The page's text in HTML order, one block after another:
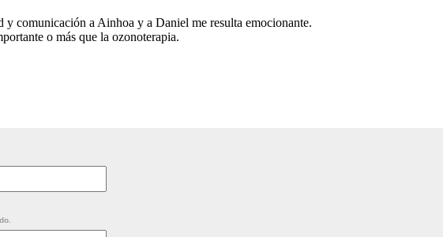
y comunicación a Ainhoa y a Daniel me resulta emocionante.
o más que la ozonoterapia.